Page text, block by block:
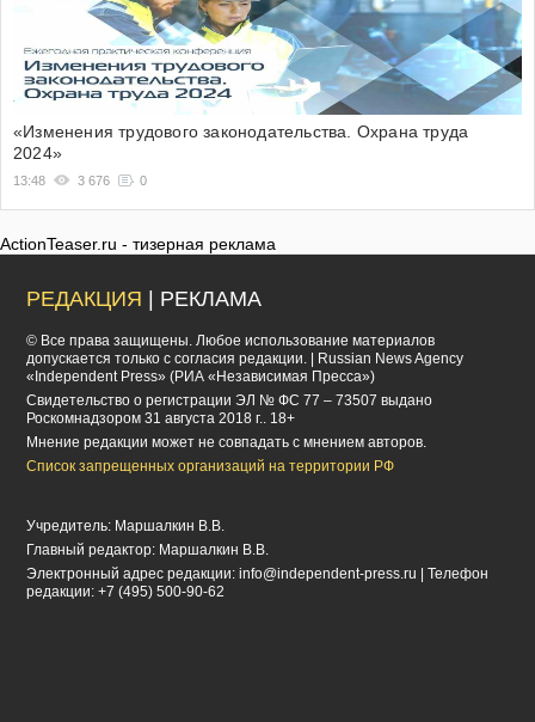
«Изменения трудового законодательства. Охрана труда
2024»
13:48 3 676 0
ActionTeaser.ru - тизерная реклама
РЕДАКЦИЯ | РЕКЛАМА
© Все права защищены. Любое использование материалов
допускается только с согласия редакции. | Russian News Agency
«Independent Press» (РИА «Независимая Пресса»)
Cвидетельство о регистрации ЭЛ № ФС 77 – 73507 выдано
Роскомнадзором 31 августа 2018 г.. 18+
Мнение редакции может не совпадать с мнением авторов.
Список запрещенных организаций на территории РФ
Учредитель: Маршалкин В.В.
Главный редактор: Маршалкин В.В.
Электронный адрес редакции:info@independent-press.ru
| Телефон
редакции: +7 (495) 500-90-62